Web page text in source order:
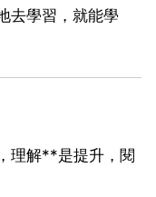
去學習，就能學
理解**是提升，閱